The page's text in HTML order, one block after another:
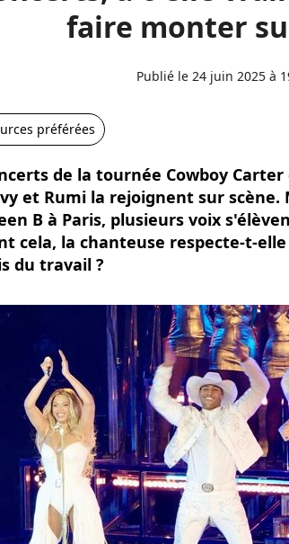
faire monter
Publié le 24 juin 2025 à
préférées
de la tournée Cowboy Carter
et Rumi la rejoignent sur scène.
B à Paris, plusieurs voix
cela, la chanteuse respecte-t-elle
du travail ?